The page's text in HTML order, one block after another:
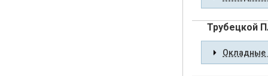
Трубецкой
Окладные